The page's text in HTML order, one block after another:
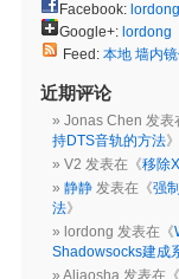
Facebook: lordong
Google+: lordong
Feed: 本地 墙内
近期评论
Jonas Chen 发表
持DTS音轨的方法》
V2 发表在《移除
静静 发表在《强
法》
lordong 发表在《
Shadowsocks建成
Aliaosha 发表在《